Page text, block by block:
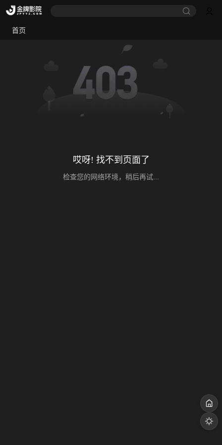
首页
哎呀! 找不到页面了
检查您的网络环境，稍后再试...